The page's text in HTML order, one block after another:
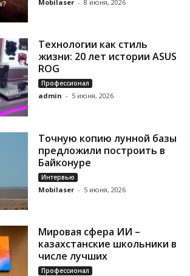
Mobilaser - 8 июня, 2026
Технологии как стиль
жизни: 20 лет истории ASUS
ROG
Профессионал
admin - 5 июня, 2026
Точную копию лунной базы
предложили построить в
Байконуре
Интервью
Mobilaser - 5 июня, 2026
Мировая сфера ИИ –
казахстанские школьники в
числе лучших
Профессионал